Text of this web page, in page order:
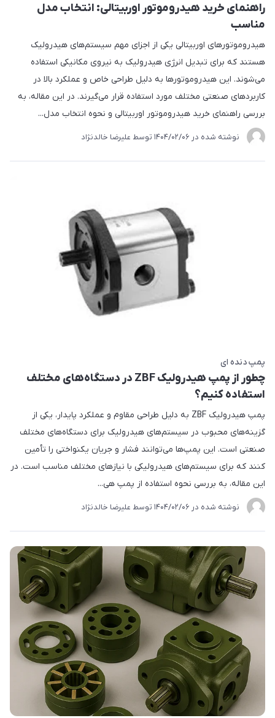
راهنمای خرید هیدروموتور اوربیتالی: انتخاب مدل
مناسب
هیدروموتورهای اوربیتالی یکی از اجزای مهم سیستم‌های هیدرولیک
هستند که برای تبدیل انرژی هیدرولیک به نیروی مکانیکی استفاده
می‌شوند. این هیدروموتورها به دلیل طراحی خاص و عملکرد بالا در
کاربردهای صنعتی مختلف مورد استفاده قرار می‌گیرند. در این مقاله، به
بررسی راهنمای خرید هیدروموتور اوربیتالی و نحوه انتخاب مدل...
نوشته شده در 1404/02/06 توسط علیرضا خالدنژاد
پمپ دنده ای
چطور از پمپ هیدرولیک ZBF در دستگاه‌های مختلف
استفاده کنیم؟
پمپ هیدرولیک ZBF به دلیل طراحی مقاوم و عملکرد پایدار، یکی از
گزینه‌های محبوب در سیستم‌های هیدرولیک برای دستگاه‌های مختلف
صنعتی است. این پمپ‌ها می‌توانند فشار و جریان یکنواختی را تأمین
کنند که برای سیستم‌های هیدرولیکی با نیازهای مختلف مناسب است. در
این مقاله، به بررسی نحوه استفاده از پمپ هی...
نوشته شده در 1404/02/06 توسط علیرضا خالدنژاد